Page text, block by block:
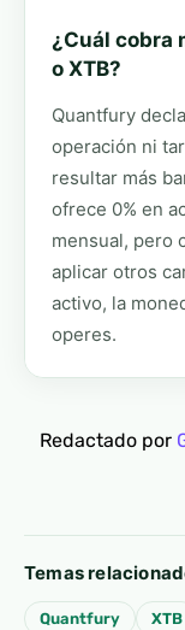
¿Cuál cobra
o XTB?
Quantfury
operación ni
resultar más
ofrece 0% en
mensual, pero
aplicar otros
activo, la
operes.
Redactado por
Temas
Quantfury XTB